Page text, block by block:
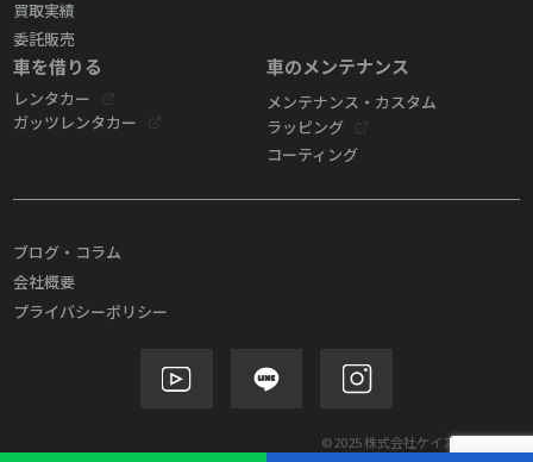
買取実績
委託販売
車を借りる
レンタカー
ガッツレンタカー
車のメンテナンス
メンテナンス・カスタム
ラッピング
コーティング
ブログ・コラム
会社概要
プライバシーポリシー
©2025 株式会社ケイズモビリティ